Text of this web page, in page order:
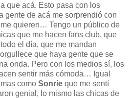
que acá. Esto pasa con los
gente de acá me sorprendió con
quieren… Tengo un público de
que me hacen fans club, que
el día, que me mandan
que haya gente que se
onda. Pero con los medios sí, los
sentir más cómoda… Igual
como Sonríe que me sentí
genial, lo mismo las chicas de